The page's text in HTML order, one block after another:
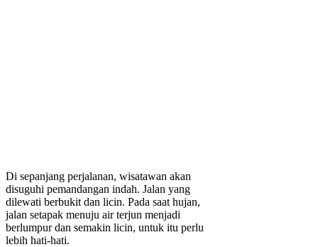
Di sepanjang perjalanan, wisatawan akan
disuguhi pemandangan indah. Jalan yang
dilewati berbukit dan licin. Pada saat hujan,
jalan setapak menuju air terjun menjadi
berlumpur dan semakin licin, untuk itu perlu
lebih hati-hati.